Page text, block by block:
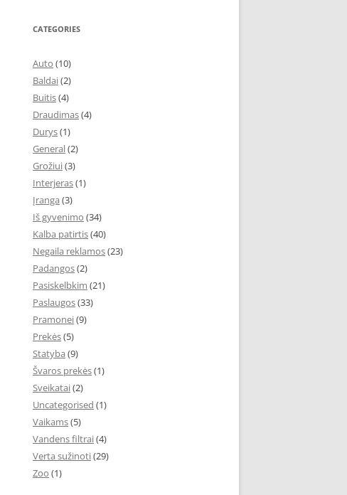
CATEGORIES
Auto (10)
Baldai(2)
Buitis(4)
Draudimas(4)
Durys(1)
General(2)
Grožiui(3)
Interjeras(1)
Įranga (3)
Iš gyvenimo (34)
Kalba patirtis(40)
Negaila reklamos(23)
Padangos(2)
Pasiskelbkim (21)
Paslaugos(33)
Pramonei(9)
Prekės(5)
Statyba (9)
Švaros prekės(1)
Sveikatai(2)
Uncategorised (1)
Vaikams(5)
Vandens filtrai(4)
Verta sužinoti(29)
Zoo (1)